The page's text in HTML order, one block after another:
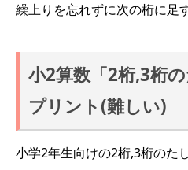
繰上りを忘れずに次の桁に足
小2算数「2桁,3桁
プリント(難しい)
小学2年生向けの2桁,3桁のた